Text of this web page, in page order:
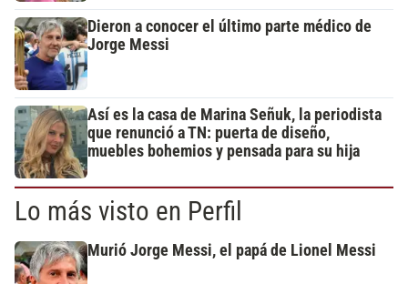
Dieron a conocer el último parte médico de
Jorge Messi
Así es la casa de Marina Señuk, la periodista
que renunció a TN: puerta de diseño,
muebles bohemios y pensada para su hija
Lo más visto en Perfil
Murió Jorge Messi, el papá de Lionel Messi